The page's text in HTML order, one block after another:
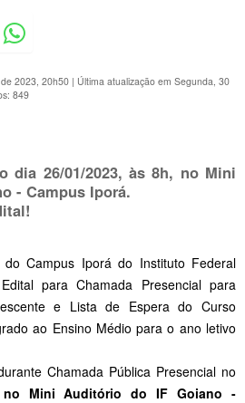
2023, 20h50 | Última atualização em Segunda, 30
849
dia 26/01/2023, às 8h, no Mini
- Campus Iporá.
Campus Iporá do Instituto Federal
para Chamada Presencial para
e Lista de Espera do Curso
ao Ensino Médio para o ano letivo
Chamada Pública Presencial no
no Mini Auditório do IF Goiano -